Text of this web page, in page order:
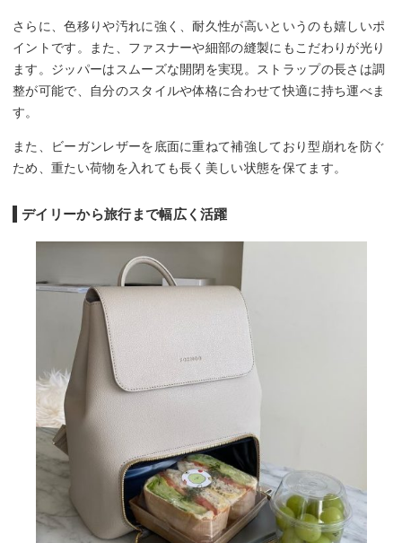
さらに、色移りや汚れに強く、耐久性が高いというのも嬉しいポ
イントです。また、ファスナーや細部の縫製にもこだわりが光り
ます。ジッパーはスムーズな開閉を実現。ストラップの長さは調
整が可能で、自分のスタイルや体格に合わせて快適に持ち運べま
す。
また、ビーガンレザーを底面に重ねて補強しており型崩れを防ぐ
ため、重たい荷物を入れても長く美しい状態を保てます。
デイリーから旅行まで幅広く活躍